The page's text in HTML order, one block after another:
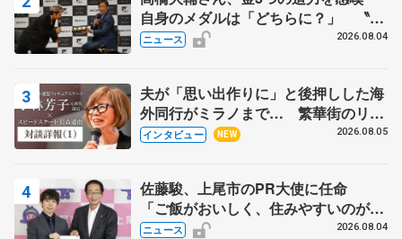
自身のメダルは「どちらに？」 〝リ
ス兄弟〟オリンピック3連覇の野村忠
ニュース 2026.08.04
夫が「思い出作りに」と後押しした海
外同行がミラノまで… 繁華街のリン
クでは不良のお兄さんも味方に 小林
インタビュー NEW 2026.08.05
佐藤駿、上尾市のPR大使に任命
「ご飯がおいしく、住みやすいのが魅
力」
ニュース 2026.08.04